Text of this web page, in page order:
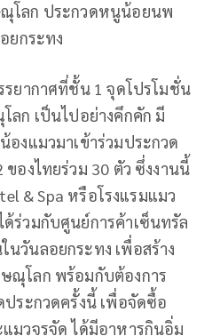
โลก ประกวดหนูน้อยนพ
ยกระทง
รยากาศที่ชั้น 1 จุดโปรโมชั่น
ก เป็นไปอย่างคึกคัก มี
องแมวมาเข้าร่วมประกวด
องไทยร่วม 30 ตัว ซึ่งงานนี้
& Spa หรือโรงแรมแมว
ร่วมกับศูนย์การค้าเซ็นทรัล
วันลอยกระทง เพื่อสร้าง
ณุโลก พร้อมกับต้องการ
ประกวดครั้งนี้ เพื่อจัดซื้อ
มวจรจัด ได้มีอาหารกินอิ่ม